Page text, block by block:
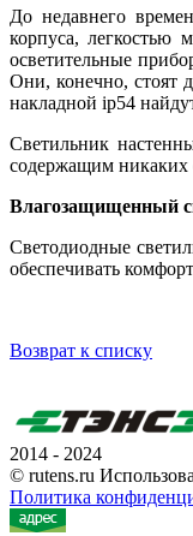
До недавнего
корпуса, легкостью
осветительные
Они, конечно, стоят
накладной ip54
Светильник
содержащим никаких
Влагозащищенный
Светодиодные
обеспечивать
Возврат к списку
2014 - 2024
© rutens.ru
Политика